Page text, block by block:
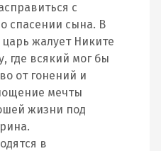
с
спасении сына. В
жалует Никите
где всякий мог бы
от гонений и
мечты
жизни под
в